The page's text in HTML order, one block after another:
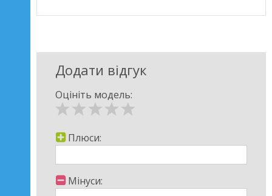
Додати відгук
Оцініть модель:
Плюси:
Мінуси: